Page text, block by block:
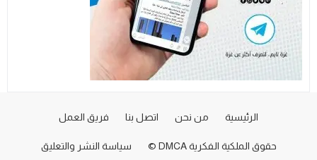
الرئيسية من نحن اتصل بنا فريق العمل
حقوق الملكية الفكرية DMCA © سياسة النشر والتعليق